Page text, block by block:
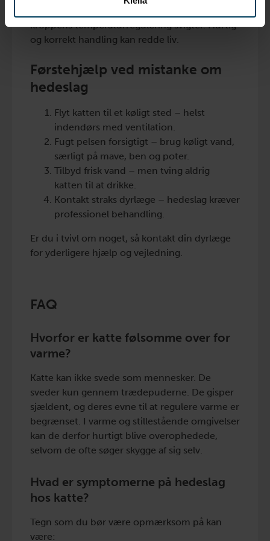
kroppens temperaturregulering svigter. Hurtig
og korrekt handling kan redde liv.
Førstehjælp ved mistanke om
hedeslag
Flyt katten til et køligt sted – helst
indendørs med ventilation.
Fugt pelsen forsigtigt – brug køligt vand,
særligt på mave, ben og poter.
Tilbyd frisk vand – men tving aldrig
katten til at drikke.
Kontakt straks dyrlæge – hedeslag kræver
professionel behandling.
Er du i tvivl om noget, så kontakt din dyrlæge
for yderligere hjælp og vejledning.
FAQ
Hvorfor er katte følsomme over for
varme?
Katte kan ikke svede som mennesker. De
sveder kun gennem trædepuderne. De gisper
sjældent, og deres evne til at regulere varme er
begrænset. I varme og stillestående omgivelser
kan de derfor hurtigt blive overophedede,
selvom de ofte søger skygge af sig selv.
Hvad er symptomerne på hedeslag
hos katte?
Tegn som du bør være opmærksom på kan
være: